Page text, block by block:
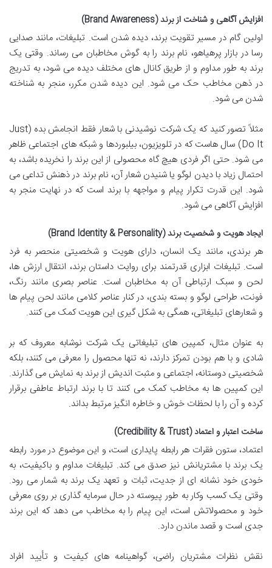
افزایش آگاهی و شناخت از برند (Brand Awareness)
اولین گام در مسیر تقویت برند، دیده شدن است. تبلیغات، مانند صدایی
رسا در بازار پرهیاهو، نام برند را به گوش مخاطبان می رساند. وقتی یک
برند به طور مداوم و از طریق کانال های مختلف دیده می شود، به تدریج
در ذهن مخاطب حک می شود. این دیده شدن مکرر، منجر به شناخته
شدن می شود.
مثلاً تصور کنید که یک شرکت نوشیدنی با شعار فقط انجامش بده (Just
Do It) سال هاست که در تلویزیون، بیلبوردها و شبکه های اجتماعی ظاهر
می شود. حتی اگر فردی هیچ گاه محصولی از این برند را نخریده باشد، به
احتمال زیاد با دیدن لوگو یا شنیدن شعار آن، نام برند در ذهنش تداعی می
شود. این قدرت تکرار پیام و مواجهه با برند است که در نهایت منجر به
افزایش آگاهی می شود.
ایجاد هویت و شخصیت برند (Brand Identity & Personality)
هر برندی، مانند یک انسان، دارای هویت و شخصیتی منحصر به فرد
است. تبلیغات ابزاری قدرتمند برای روایت داستان برند، انتقال ارزش ها،
لحن و سبک ارتباطی آن به مخاطبان است. عناصر بصری مانند رنگ،
فونت، طراحی لوگو و بسته بندی، در کنار عناصر کلامی مانند لحن پیام ها
و شعارهای تبلیغاتی، همگی به شکل گیری این هویت کمک می کنند.
به عنوان مثال، کمپین های تبلیغاتی یک شرکت نوشابه معروف که بر
شادی و با هم بودن تمرکز دارند، نه تنها محصول را معرفی می کنند، بلکه
شخصیتی دوستانه، اجتماعی و مثبت اندیش از برند به نمایش می گذارند.
این کمپین ها به مخاطب کمک می کنند تا با برند ارتباط عاطفی برقرار
کرده و آن را با لحظات خوش و خاطره انگیز مرتبط بداند.
ساخت اعتبار و اعتماد (Credibility & Trust)
اعتماد، ستون فقرات هر رابطه پایداری است، و این موضوع در مورد رابطه
یک برند با مشتریانش نیز صدق می کند. تبلیغات مداوم و باکیفیت، به
خودی خود نشانه ای از جدیت، ثبات و تعهد یک برند به شمار می رود.
وقتی یک کسب وکار به طور پیوسته در حال سرمایه گذاری بر روی معرفی
خود و محصولاتش است، این پیام را به مخاطب می دهد که این برند
جدی است و قصد ماندن دارد.
نقش نظرات مشتریان راضی، گواهینامه های کیفیت و تأیید افراد